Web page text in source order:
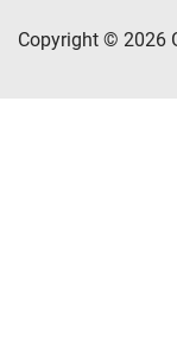
Copyright © 2026